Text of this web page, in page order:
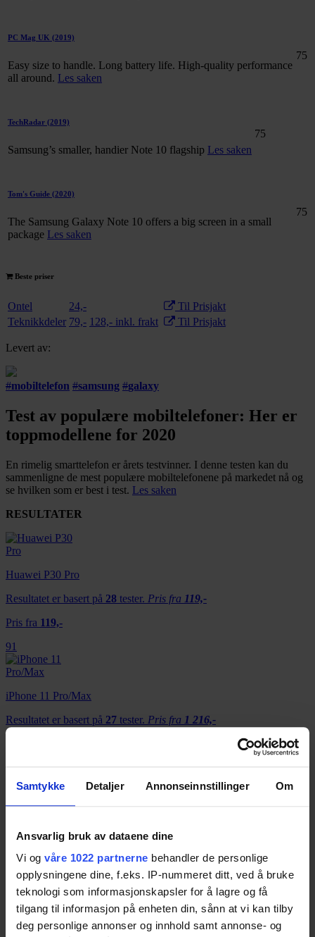
Samtykke Detaljer Annonseinnstillinger Om
Ansvarlig bruk av dataene dine
Vi og våre 1022 partnerne behandler de personlige
opplysningene dine, f.eks. IP-nummeret ditt, ved å bruke
teknologi som informasjonskapsler for å lagre og få
tilgang til informasjon på enheten din, sånn at vi kan tilby
deg personlige annonser og innhold samt annonse- og
PC Mag UK (2019)
Easy size to handle. Long battery life. High-quality performance
all around. Les saken
75
TechRadar (2019)
Samsung’s smaller, handier Note 10 flagship Les saken
75
Tom's Guide (2020)
The Samsung Galaxy Note 10 offers a big screen in a small
package Les saken
75
Beste priser
Ontel 24,-
Til Prisjakt
Teknikkdeler 79,- 128,- inkl. frakt Til Prisjakt
Levert av:
#mobiltelefon #samsung #galaxy
Test av populære mobiltelefoner: Her er
toppmodellene for 2020
En rimelig smarttelefon er årets testvinner. I denne testen kan du
sammenligne de mest populære mobiltelefonene på markedet nå og
se hvilken som er best i test. Les saken
RESULTATER
Huawei P30 Pro
Resultatet er basert på 28 tester. Pris fra 119,-
Pris fra 119,-
91
iPhone 11 Pro/Max
Resultatet er basert på 27 tester. Pris fra 1 216,-
91
iPhone 11
Pris fra
1 192,-
89